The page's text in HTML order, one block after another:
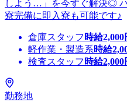
しよう…」を今すぐ解決◎
寮完備に即入寮も可能です♪
倉庫スタッフ 時給2,000
軽作業・製造系時給
検査スタッフ 時給2,000
勤務地